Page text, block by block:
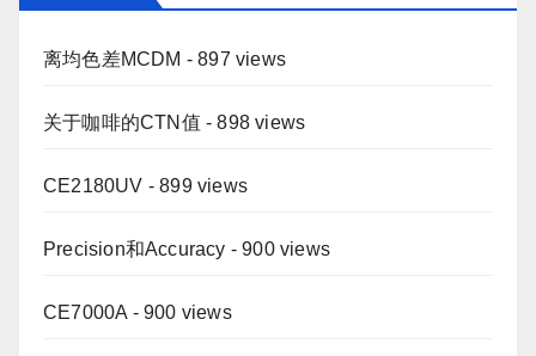
离均色差MCDM - 897 views
关于咖啡的CTN值 - 898 views
CE2180UV - 899 views
Precision和Accuracy - 900 views
CE7000A - 900 views